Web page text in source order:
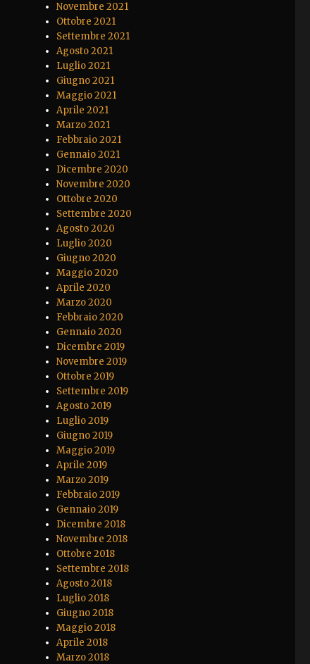
Novembre 2021
Ottobre 2021
Settembre 2021
Agosto 2021
Luglio 2021
Giugno 2021
Maggio 2021
Aprile 2021
Marzo 2021
Febbraio 2021
Gennaio 2021
Dicembre 2020
Novembre 2020
Ottobre 2020
Settembre 2020
Agosto 2020
Luglio 2020
Giugno 2020
Maggio 2020
Aprile 2020
Marzo 2020
Febbraio 2020
Gennaio 2020
Dicembre 2019
Novembre 2019
Ottobre 2019
Settembre 2019
Agosto 2019
Luglio 2019
Giugno 2019
Maggio 2019
Aprile 2019
Marzo 2019
Febbraio 2019
Gennaio 2019
Dicembre 2018
Novembre 2018
Ottobre 2018
Settembre 2018
Agosto 2018
Luglio 2018
Giugno 2018
Maggio 2018
Aprile 2018
Marzo 2018